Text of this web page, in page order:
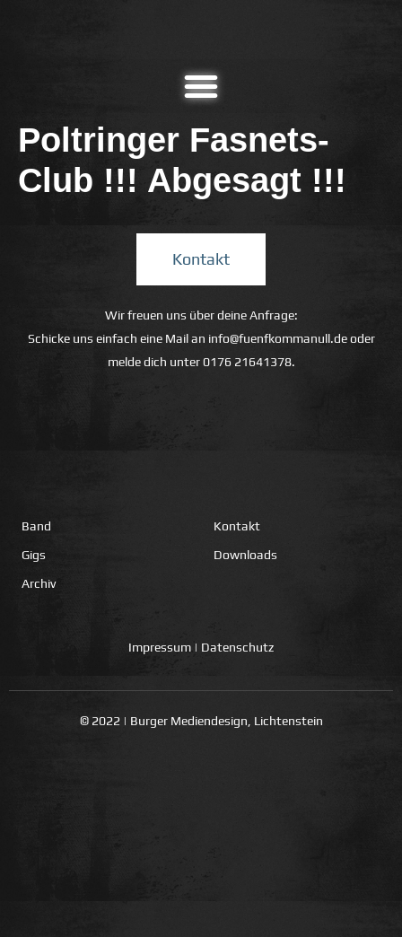
Poltringer Fasnets-
Club !!! Abgesagt !!!
Kontakt
Wir freuen uns über deine Anfrage:
Schicke uns einfach eine Mail an info@fuenfkommanull.deoder
melde dich unter0176 21641378.
Band
Gigs
Archiv
Kontakt
Downloads
Impressum | Datenschutz
© 2022 | Burger Mediendesign, Lichtenstein